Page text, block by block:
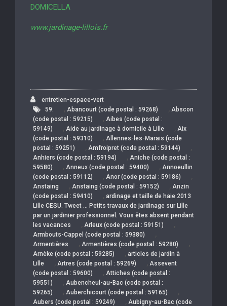
DOMICELLA
www.jardinage-lillois.fr
entretien-espace-vert
59.
, Abancourt (code postal : 59268) , Abscon
(code postal : 59215)
, Aibes (code postal :
59149)
, Aide au jardinage à domicile à Lille , Aix
(code postal : 59310)
, Allennes-les-Marais (code
postal : 59251)
, Amfroipret (code postal : 59144) ,
Anhiers (code postal : 59194) , Aniche (code postal :
59580)
, Anneux (code postal : 59400) , Annoeullin
(code postal : 59112)
, Anor (code postal : 59186) ,
Anstaing , Anstaing (code postal : 59152) , Anzin
(code postal : 59410)
, ardinage et taille de haie 2013
Lille CESU. Tweet … Petits travaux de jardinage sur Lille
par un jardinier professionnel. Vous êtes absent pendant
les vacances
, Arleux (code postal : 59151) ,
Armbouts-Cappel (code postal : 59380) ,
Armentières , Armentières (code postal : 59280) ,
Arnèke (code postal : 59285) , articles de jardin à
Lille
, Artres (code postal : 59269) , Assevent
(code postal : 59600)
, Attiches (code postal :
59551)
, Aubencheul-au-Bac (code postal :
59265)
, Auberchicourt (code postal : 59165) ,
Aubers (code postal : 59249) , Aubigny-au-Bac (code